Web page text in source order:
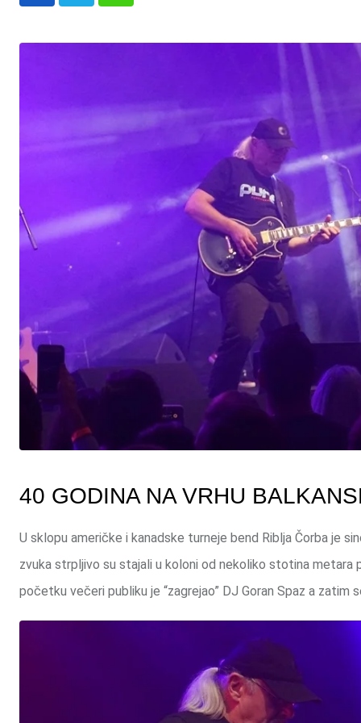
40 GODINA NA VRHU
U sklopu američke i kanadske turneje bend Riblja Čorba je
zvuka strpljivo su stajali u koloni od nekoliko stotina metara
početku večeri publiku je “zagrejao” DJ Goran Spaz a zatim